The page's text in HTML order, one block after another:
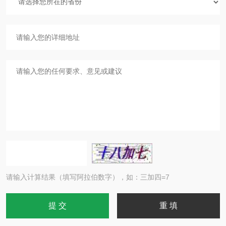
请输入计算结果（填写阿拉伯数字），如：三加四=7